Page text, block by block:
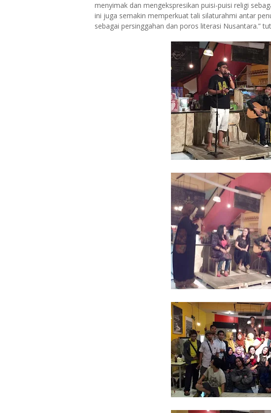
menyimak dan mengekspresikan puisi-puisi religi
ini juga semakin memperkuat tali silaturahmi antar
sebagai persinggahan dan poros literasi Nusantara.”